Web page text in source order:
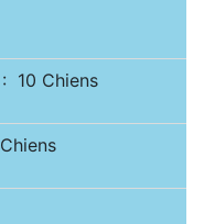
: 10 Chiens